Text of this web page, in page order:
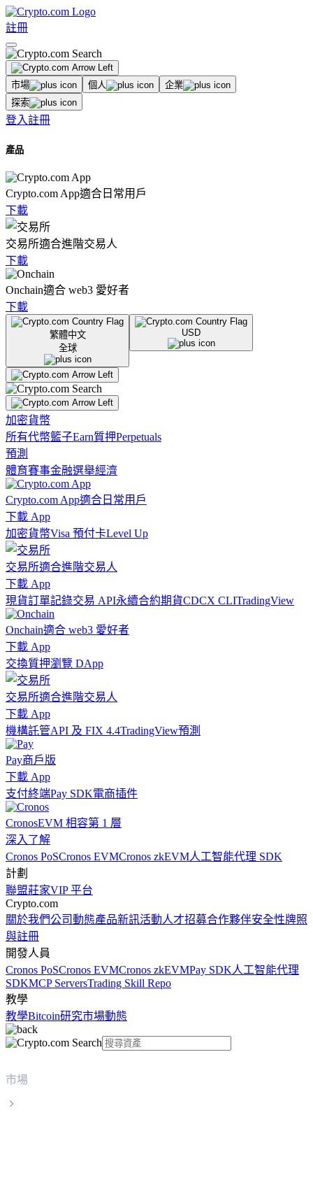
註冊
市場 個人
企業
探索
登入註冊
產品
Crypto.com App適合日常用戶
下載
交易所適合進階交易人
下載
Onchain適合 web3 愛好者
下載
繁體中文
全球
USD
加密貨幣
所有代幣籃子Earn質押Perpetuals
預測
體育賽事金融選舉經濟
Crypto.com App適合日常用戶
下載 App
加密貨幣Visa 預付卡Level Up
交易所適合進階交易人
下載 App
現貨訂單記錄交易 API永續合約期貨CDCX CLITradingView
Onchain適合 web3 愛好者
下載 App
交換質押瀏覽 DApp
交易所適合進階交易人
下載 App
機構託管API 及 FIX 4.4TradingView預測
Pay商戶版
下載 App
支付終端Pay SDK電商插件
CronosEVM 相容第 1 層
深入了解
Cronos PoSCronos EVMCronos zkEVM人工智能代理 SDK
計劃
聯盟莊家VIP 平台
Crypto.com
關於我們公司動態產品新訊活動人才招募合作夥伴安全性牌照
與註冊
開發人員
Cronos PoSCronos EVMCronos zkEVMPay SDK人工智能代理
SDKMCP ServersTrading Skill Repo
教學
教學Bitcoin研究市場動態
市場